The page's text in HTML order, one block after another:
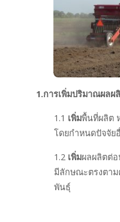
1.การเพิ่มปริมาณผลผ
1.1 เพิ่มพื้นที่ผลิต
โดยกำหนดปัจจัย
1.2 เพิ่มผลผลิตต่
มีลักษณะตรงตาม
พันธุ์